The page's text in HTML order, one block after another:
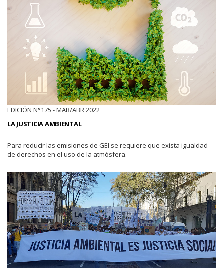
EDICIÓN N°175 - MAR/ABR 2022
LA JUSTICIA AMBIENTAL
Para reducir las emisiones de GEI se requiere que exista igualdad
de derechos en el uso de la atmósfera.